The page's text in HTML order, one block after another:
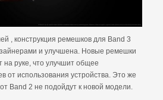
, конструкция ремешков для Band 3
и улучшена. Новые ремешки
на руке, что улучшит общее
от использования устройства. Это же
Band 2 не подойдут к новой модели.